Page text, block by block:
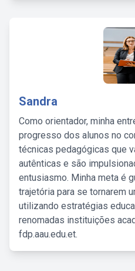
Sandra
Como orientador, minha
progresso dos alunos no
técnicas pedagógicas que
autênticas e são
entusiasmo. Minha meta é
trajetória para se tornarem
utilizando estratégias
renomadas instituições
fdp.aau.edu.et.